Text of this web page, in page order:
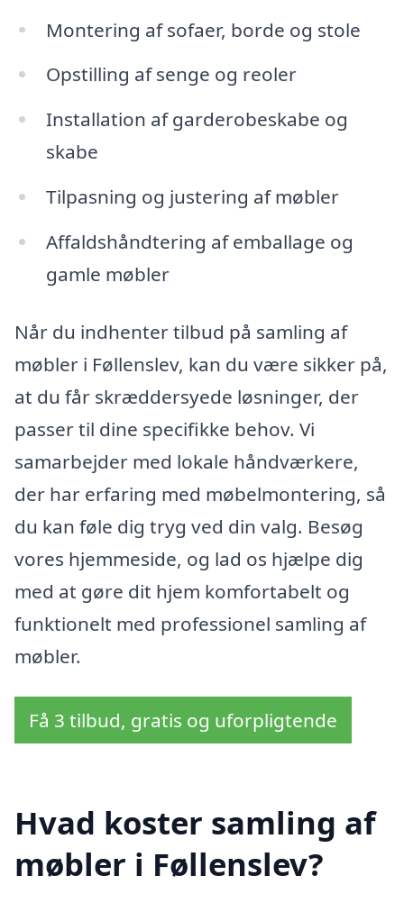
Montering af sofaer, borde og stole
Opstilling af senge og reoler
Installation af garderobeskabe og
skabe
Tilpasning og justering af møbler
Affaldshåndtering af emballage og
gamle møbler
Når du indhenter tilbud på samling af
møbler i Føllenslev, kan du være sikker på,
at du får skræddersyede løsninger, der
passer til dine specifikke behov. Vi
samarbejder med lokale håndværkere,
der har erfaring med møbelmontering, så
du kan føle dig tryg ved din valg. Besøg
vores hjemmeside, og lad os hjælpe dig
med at gøre dit hjem komfortabelt og
funktionelt med professionel samling af
møbler.
Få 3 tilbud, gratis og uforpligtende
Hvad koster samling af
møbler i Føllenslev?